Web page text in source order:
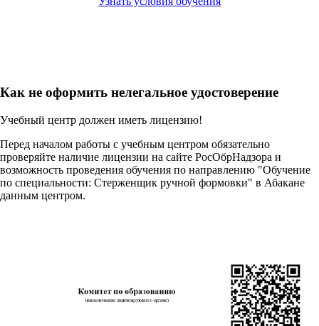
Как не оформить нелегальное удостоверение
Учебный центр должен иметь лицензию!
Перед началом работы с учебным центром обязательно
проверяйте наличие лицензии на сайте РосОбрНадзора и
возможность проведения обучения по направлению "Обучение
по специальности: Стерженщик ручной формовки" в Абакане
данным центром.